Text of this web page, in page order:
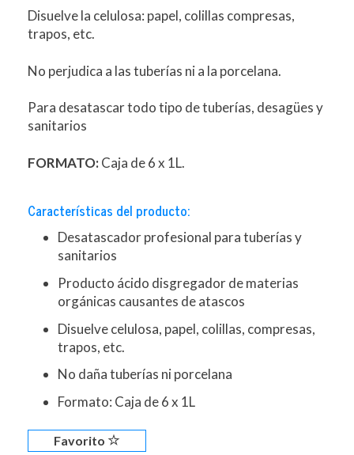
Disuelve la celulosa: papel, colillas compresas,
trapos, etc.
No perjudica a las tuberías ni a la porcelana.
Para desatascar todo tipo de tuberías, desagües y
sanitarios
FORMATO:Caja de 6 x 1L.
Características del producto:
Desatascador profesional para tuberías y
sanitarios
Producto ácido disgregador de materias
orgánicas causantes de atascos
Disuelve celulosa, papel, colillas, compresas,
trapos, etc.
No daña tuberías ni porcelana
Formato: Caja de 6 x 1L
Favorito